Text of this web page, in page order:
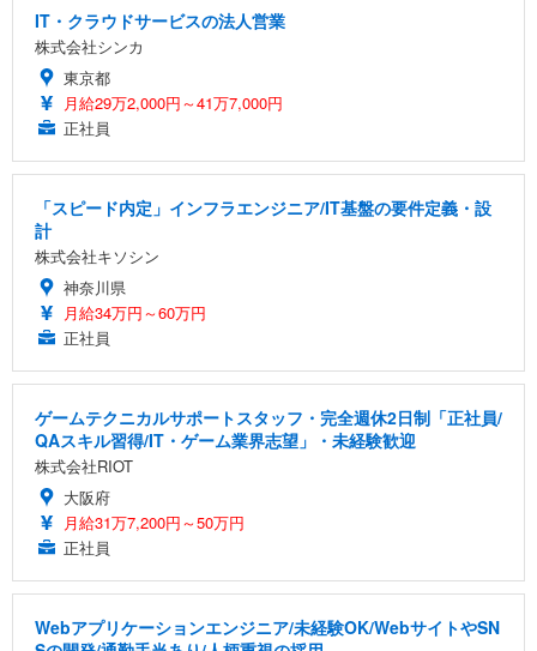
IT・クラウドサービスの法人営業
株式会社シンカ
東京都
月給29万2,000円～41万7,000円
正社員
「スピード内定」インフラエンジニア/IT基盤の要件定義・設
計
株式会社キソシン
神奈川県
月給34万円～60万円
正社員
ゲームテクニカルサポートスタッフ・完全週休2日制「正社員/
QAスキル習得/IT・ゲーム業界志望」・未経験歓迎
株式会社RIOT
大阪府
月給31万7,200円～50万円
正社員
Webアプリケーションエンジニア/未経験OK/WebサイトやSN